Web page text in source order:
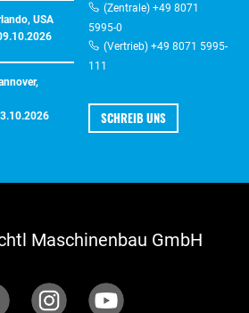
USA
(Zentrale) +49 8071
5995-0
(Vertrieb) +49 8071 5995-
111
SCHREIB UNS
Maschinenbau GmbH